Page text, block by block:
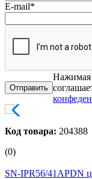
E-mail*
Нажимая
Код товара: 204388
(0)
SN-IPR56/41APDN